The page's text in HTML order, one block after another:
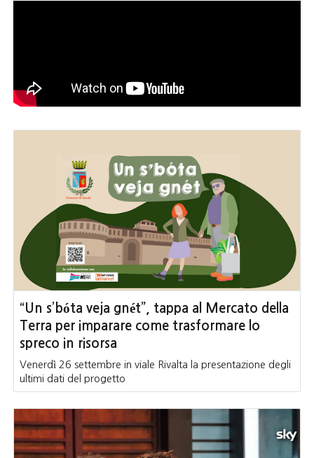
“Un s’bóta veja gnét”, tappa al Mercato della
Terra per imparare come trasformare lo
spreco in risorsa
Venerdì 26 settembre in viale Rivalta la presentazione degli
ultimi dati del progetto